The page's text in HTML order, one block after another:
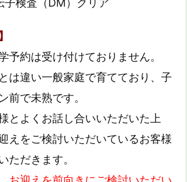
子検査（DM）クリア
予約は受け付けておりません。
は違い一般家庭で育てており、子
前で未熟です。
とよくお話し合いいただいた上
えをご検討いただいているお客様
ただきます。